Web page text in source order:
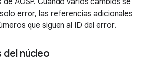
AOSP. Cuando varios cambios se
error, las referencias adicionales
que siguen al ID del error.
núcleo